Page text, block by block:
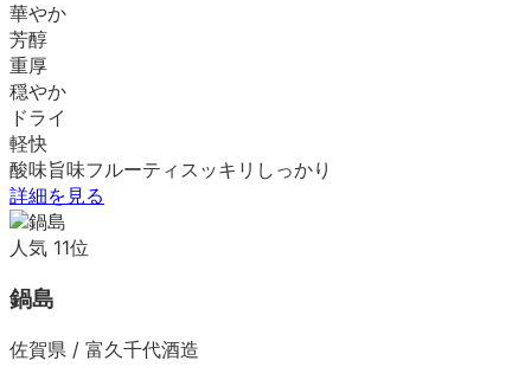
華やか
芳醇
重厚
穏やか
ドライ
軽快
酸味旨味フルーティ スッキリ しっかり
詳細を見る
人気 11位
鍋島
佐賀県 / 富久千代酒造